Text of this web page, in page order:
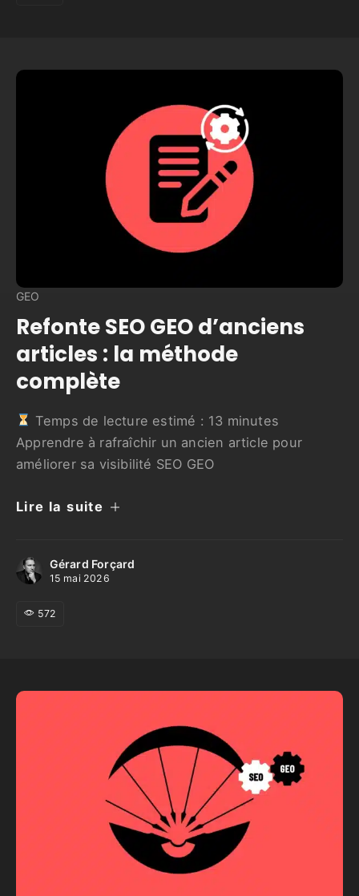
GEO
Refonte SEO GEO d’anciens
articles : la méthode
complète
Temps de lecture estimé : 13 minutes
Apprendre à rafraîchir un ancien article pour
améliorer sa visibilité SEO GEO
Lire la suite
Gérard Forçard
15 mai 2026
572